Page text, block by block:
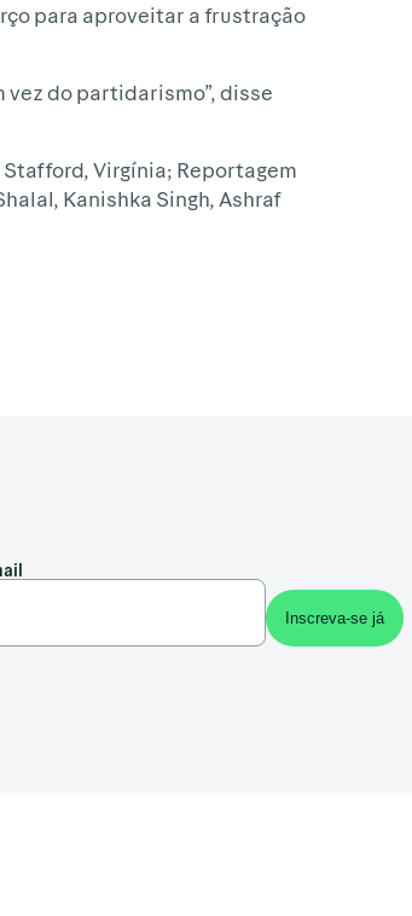
para aproveitar a frustração
vez do partidarismo”, disse
Stafford, Virgínia; Reportagem
Kanishka Singh, Ashraf